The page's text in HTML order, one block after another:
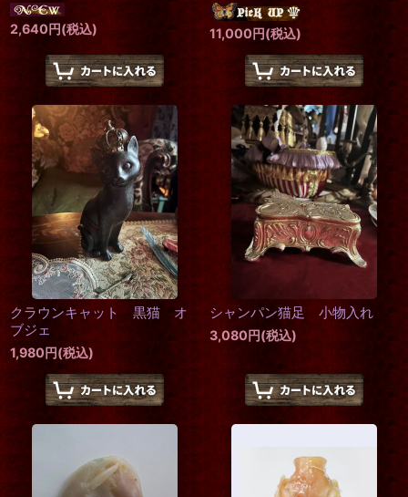
2,640円(税込) 11,000円(税込)
クラウンキャット 黒猫 オ
ブジェ
1,980円(税込)
シャンパン猫足 小物入れ
3,080円(税込)